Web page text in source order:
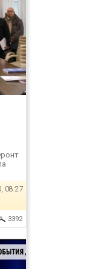
08:27
3392